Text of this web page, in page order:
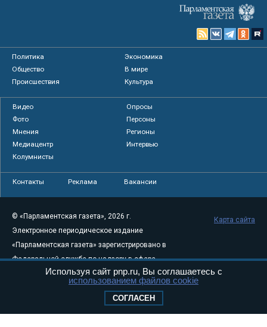
Политика
Экономика
Общество
В мире
Происшествия
Культура
Видео
Опросы
Фото
Персоны
Мнения
Регионы
Медиацентр
Интервью
Колумнисты
Контакты Реклама Вакансии
© «Парламентская газета», 2026 г.
Электронное периодическое издание
«Парламентская газета» зарегистрировано в
Федеральной службе по надзору в сфере
связи, информационных технологий и
массовых коммуникаций (Роскомнадзор) 05
Свидетельство о регистрации Эл № ФС77-
Карта сайта
Используя сайт pnp.ru, Вы соглашаетесь с
использованием файлов cookie
СОГЛАСЕН